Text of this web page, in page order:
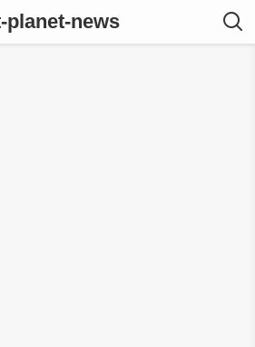
planet-news